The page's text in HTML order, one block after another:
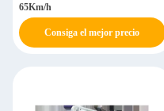
65Km/h
Consiga el mejor precio